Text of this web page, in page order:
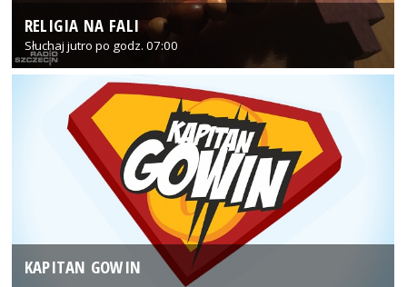
RELIGIA NA FALI
Słuchaj jutro po godz. 07:00
KAPITAN GOWIN